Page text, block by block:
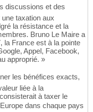
discussions et des
taxation aux
la résistance et la
Bruno Le Maire a
la France est à la pointe
Appel, Facebook,
approprié. »
les bénéfices exacts,
liée à la
à taxer le
dans chaque pays